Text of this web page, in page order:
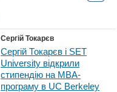
Сергій Токарєв
Сергій Токарєв і SET
University відкрили
стипендію на MBA-
програму в UC Berkeley